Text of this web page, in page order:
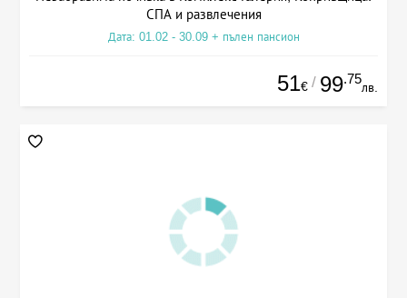
СПА и развлечения
Дата: 01.02 - 30.09 + пълен пансион
51€ / 99.75
лв.